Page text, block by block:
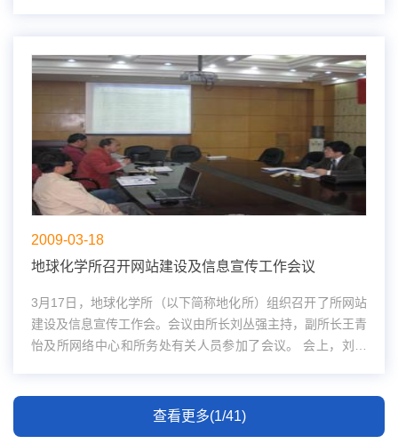
2009-03-18
地球化学所召开网站建设及信息宣传工作会议
3月17日，地球化学所（以下简称地化所）组织召开了所网站
建设及信息宣传工作会。会议由所长刘丛强主持，副所长王青
怡及所网络中心和所务处有关人员参加了会议。 会上，刘丛
查看更多(1/41)